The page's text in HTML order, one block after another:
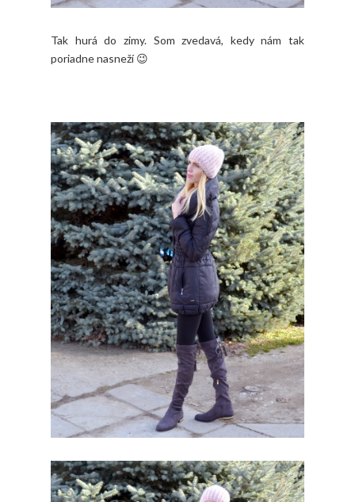
Tak hurá do zimy. Som zvedavá, kedy nám tak
poriadne nasneží 😉